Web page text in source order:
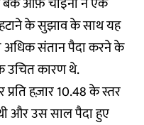
हटाने के सुझाव के साथ यह
अधिक संतान पैदा करने के
उचित कारण थे.
हज़ार 10.48 के स्तर
और उस साल पैदा हुए